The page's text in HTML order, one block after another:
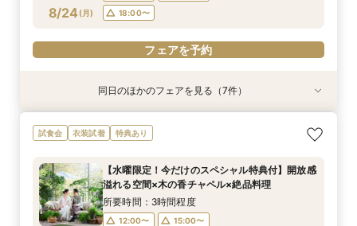
フェアを予約
8/24 (月)
18:00〜
フェアを予約
衣装試着 特典あり
8/24(月)
【スペシャルナイトフェア*】光×木のチャペル×
豪華試食♪最大100万円特典付☆
17:00〜 18:00〜
衣装試着 特典あり
8/24(月)
【少人数婚・フォトウエディング限定】身近な人
とお祝いする結婚式＆絶品試食相談会
12:00〜
13:00〜
14:00〜
15:00〜
16:00〜
衣装試着 特典あり
8/24(月)
【2件目からの会場見学がお得】安心見積相談×
新結婚式スタイル紹介
12:00〜
15:00〜
18:00〜
特典あり
8/24(月)
【フォト婚】衣裳×見積相談フェア
13:00〜
14:00〜
16:00〜
17:00〜
18:00〜
衣装試着 特典あり
8/24(月)
マイナビ限定【至極の料理を試食】新スタイル料
理試食×最新ドレス試着☆木と緑の奏でる一体感
特典付き
所要時間：3時間程度
18:00〜
特典あり
8/24(月)
【90分フェア】気軽に90分見学♪チャペル×試食
×見積ショートタイムフェア*
12:00〜
14:00〜
16:00〜
17:00〜
18:00〜
衣装試着 特典あり
8/24(月)
【マイナビ限定！BIG特典付】初めてご見学の方
＆お料理重視の方へお勧め☆専属のプランナーが
所要時間：3時間程度
18:00〜
同日のほかのフェアを見る（7件）
試食会 衣装試着 特典あり
【水曜限定！今だけのスペシャル特典付】開放感
溢れる空間×木の香チャペル×絶品料理
所要時間：3時間程度
12:00〜
15:00〜